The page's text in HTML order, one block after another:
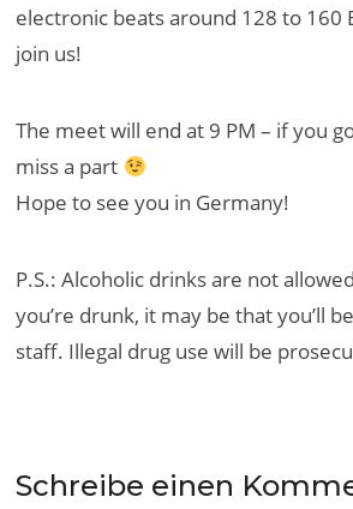
electronic beats around 128 to 160
join us!
The meet will end at 9 PM – if you
miss a part
Hope to see you in Germany!
P.S.: Alcoholic drinks are not
you’re drunk, it may be that you’ll
staff. Illegal drug use will be
Schreibe einen